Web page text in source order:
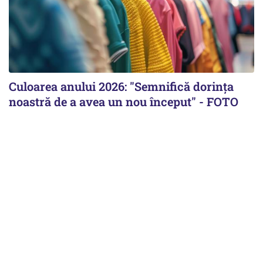
Culoarea anului 2026: "Semnifică dorința
noastră de a avea un nou început" - FOTO